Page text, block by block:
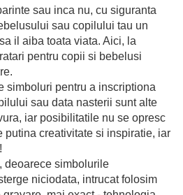
sau inca nu, cu siguranta
sau copilului tau un
il aiba toata viata. Aici, la
pentru copii si bebelusi
simboluri pentru a inscriptiona
sau data nasterii sunt alte
iar posibilitatile nu se opresc
putina creativitate si inspiratie, iar
deoarece simbolurile
niciodata, intrucat folosim